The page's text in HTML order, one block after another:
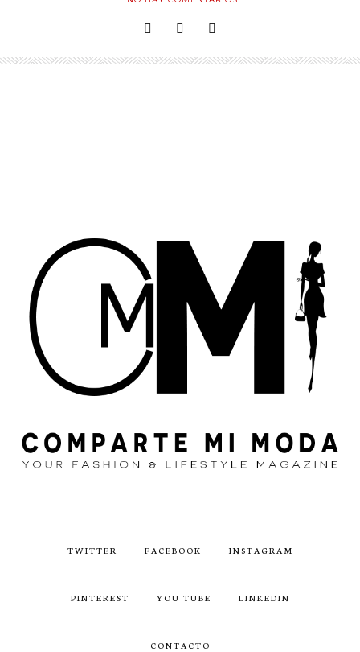
TWITTER FACEBOOK INSTAGRAM
PINTEREST YOU TUBE LINKEDIN
CONTACTO